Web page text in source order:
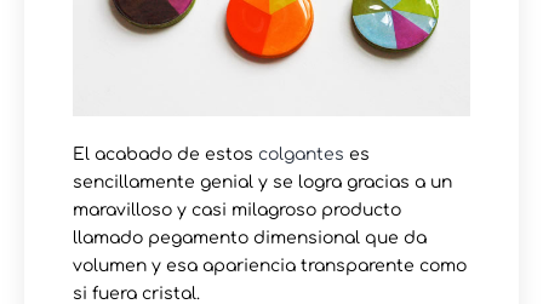
El acabado de estos colgantes es
sencillamente genial y se logra gracias a un
maravilloso y casi milagroso producto
llamado pegamento dimensional que da
volumen y esa apariencia transparente como
si fuera cristal.